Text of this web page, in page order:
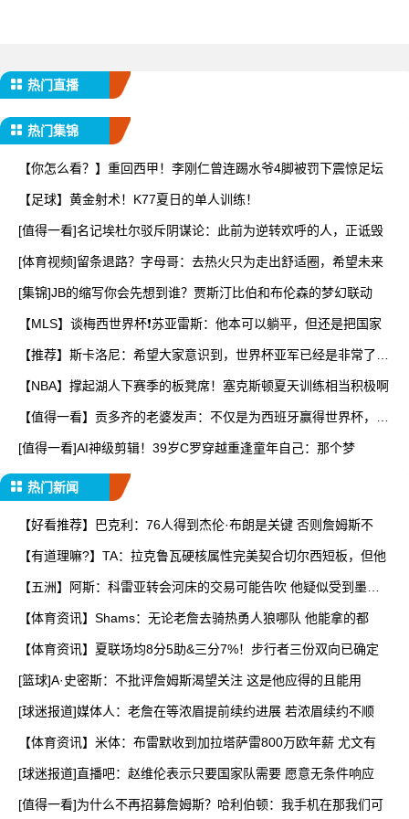
热门直播
热门集锦
【你怎么看？】重回西甲！李刚仁曾连踢水爷4脚被罚下震惊足坛
【足球】黄金射术！K77夏日的单人训练！
[值得一看]名记埃杜尔驳斥阴谋论：此前为逆转欢呼的人，正诋毁
[体育视频]留条退路？字母哥：去热火只为走出舒适圈，希望未来
[集锦]JB的缩写你会先想到谁？贾斯汀比伯和布伦森的梦幻联动
【MLS】谈梅西世界杯❗苏亚雷斯：他本可以躺平，但还是把国家
【推荐】斯卡洛尼：希望大家意识到，世界杯亚军已经是非常了不
【NBA】撑起湖人下赛季的板凳席！塞克斯顿夏天训练相当积极啊
【值得一看】贡多齐的老婆发声：不仅是为西班牙赢得世界杯，更
[值得一看]AI神级剪辑！39岁C罗穿越重逢童年自己：那个梦
热门新闻
【好看推荐】巴克利：76人得到杰伦·布朗是关键 否则詹姆斯不
【有道理嘛?】TA：拉克鲁瓦硬核属性完美契合切尔西短板，但他
【五洲】阿斯：科雷亚转会河床的交易可能告吹 他疑似受到墨西
【体育资讯】Shams：无论老詹去骑热勇人狼哪队 他能拿的都
【体育资讯】夏联场均8分5助&三分7%！步行者三份双向已确定
[篮球]A·史密斯：不批评詹姆斯渴望关注 这是他应得的且能用
[球迷报道]媒体人：老詹在等浓眉提前续约进展 若浓眉续约不顺
【体育资讯】米体：布雷默收到加拉塔萨雷800万欧年薪 尤文有
[球迷报道]直播吧：赵维伦表示只要国家队需要 愿意无条件响应
[值得一看]为什么不再招募詹姆斯？哈利伯顿：我手机在那我们可